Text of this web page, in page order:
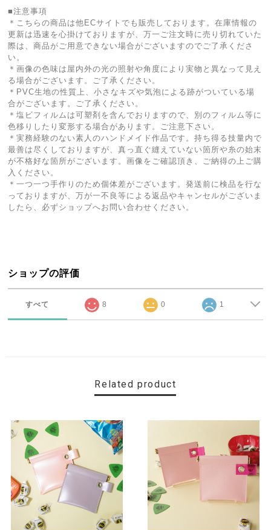
■注意事項
＊こちらの商品は他ECサイトでも販売しております。在庫情報の
更新は迅速を心掛けておりますが、万一ご注文時に売り切れていた
際は、商品がご用意できない場合がございますのでご了承くださ
い。
＊画像の色味は屋内外の光の照射や角度により実物と異なって見え
る場合がございます。ご了承ください。
＊PVC生地の性質上、小さなキズや気泡による跡がついている場
合がございます。ご了承ください。
＊塩ビフィルムは可塑剤を含んでおりますので、別のフィルム等に
色移りしたり変形する場合があります。ご注意下さい。
＊実務経験のない素人のハンドメイド作品です。持ち得る技量内で
最善は尽くしておりますが、真っ直ぐ縫えていない箇所や糸の始末
が不格好な箇所がございます。画像をご確認頂き、ご納得の上ご購
入ください。
＊一つ一つ手作りのため個体差がございます。発送前に検品を行な
っておりますが、万が一不良等による返品やキャンセルがございま
したら、必ずショップへお問い合わせください。
ショップの評価
すべて 8 0 1
Related product